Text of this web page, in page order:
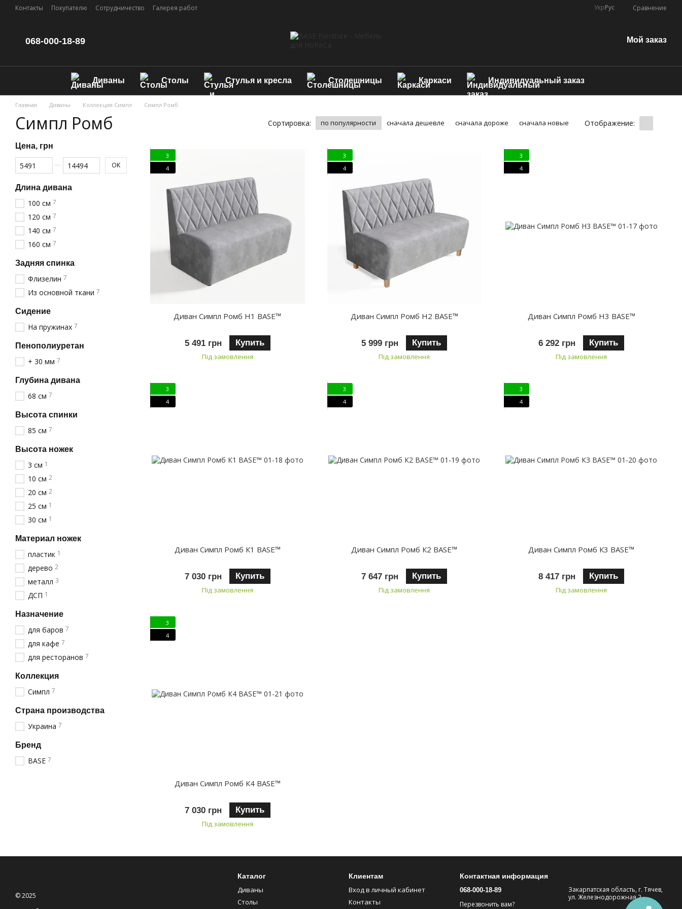
Перейти к основному контенту
Контакты Покупателю Сотрудничество Галерея работ УкрРус Сравнение
068-000-18-89 Мой заказ
Диваны Столы Стулья и кресла Столешницы Каркаси Индивидуальный заказ
Главная Диваны Коллекция Симпл Симпл Ромб
Симпл Ромб Сортировка: по популярности сначала дешевле сначала дороже сначала новые Отображение:
3
4
Диван Симпл Ромб H1 BASE™
5 491 грн Купить
Під замовлення
3
4
Диван Симпл Ромб H2 BASE™
5 999 грн Купить
Під замовлення
3
4
Диван Симпл Ромб H3 BASE™
6 292 грн Купить
Під замовлення
3
4
Диван Симпл Ромб К1 BASE™
7 030 грн Купить
Під замовлення
3
4
Диван Симпл Ромб К2 BASE™
7 647 грн Купить
Під замовлення
3
4
Диван Симпл Ромб К3 BASE™
8 417 грн Купить
Під замовлення
3
4
Диван Симпл Ромб К4 BASE™
7 030 грн Купить
Під замовлення
Цена, грн
От Цена, грн
До Цена, грн OK
Длина дивана
100 см 7
120 см 7
140 см 7
160 см 7
Задняя спинка
Флизелин 7
Из основной ткани 7
Сидение
На пружинах 7
Пенополиуретан
+ 30 мм 7
Глубина дивана
68 см 7
Высота спинки
85 см 7
Высота ножек
3 см 1
10 см 2
20 см 2
25 см 1
30 см 1
Материал ножек
пластик 1
дерево 2
металл 3
ДСП 1
Назначение
для баров 7
для кафе 7
для ресторанов 7
Коллекция
Симпл 7
Страна производства
Украина 7
Бренд
BASE 7
© 2025
Каталог
Диваны
Столы
Клиентам
Вход в личный кабинет
Контакты
Контактная информация
068-000-18-89
Перезвонить вам?
Закарпатская область, г. Тячев,
ул. Железнодорожная 2.